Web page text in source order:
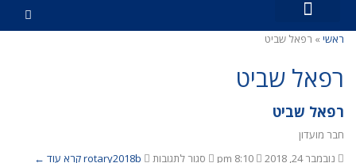
ראשי » רפאל שביט
רפאל שביט
רפאל שביט
חבר מועדון
נובמבר 24, 2018
סגור לתגובות rotary2018bקרא עוד ←